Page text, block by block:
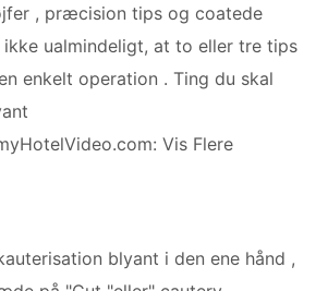
, præcision tips og coatede
ualmindeligt, at to eller tre tips
enkelt operation . Ting du skal
Vis Flere
blyant i den ene hånd ,